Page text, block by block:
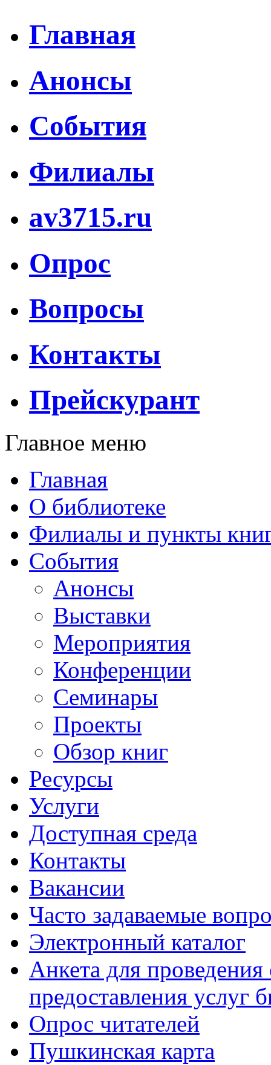
Главная
Анонсы
События
Филиалы
av3715.ru
Опрос
Вопросы
Контакты
Прейскурант
Главное меню
Главная
О библиотеке
Филиалы и пункты
События
Анонсы
Выставки
Мероприятия
Конференции
Семинары
Проекты
Обзор книг
Ресурсы
Услуги
Доступная среда
Контакты
Вакансии
Часто задаваемые
Электронный каталог
Анкета для проведения
предоставления услуг
Опрос читателей
Пушкинская карта